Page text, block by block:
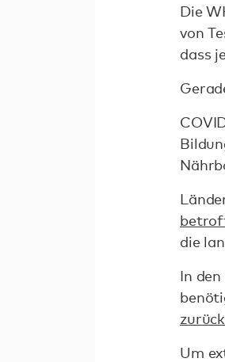
Die
von
dass
die
In
Um